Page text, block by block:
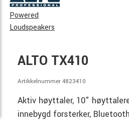
Powered
Loudspeakers
ALTO TX410
Artikkelnummer 4823410
Aktiv høyttaler, 10"
innebygd forsterker,